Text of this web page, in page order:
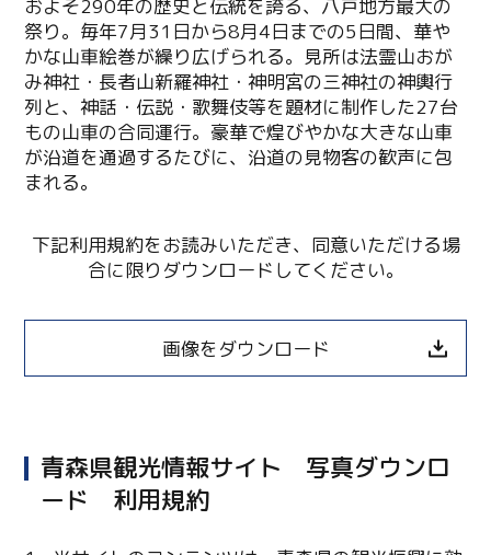
およそ290年の歴史と伝統を誇る、八戸地方最大の
祭り。毎年7月31日から8月4日までの5日間、華や
かな山車絵巻が繰り広げられる。見所は法霊山おが
み神社・長者山新羅神社・神明宮の三神社の神輿行
列と、神話・伝説・歌舞伎等を題材に制作した27台
もの山車の合同運行。豪華で煌びやかな大きな山車
が沿道を通過するたびに、沿道の見物客の歓声に包
まれる。
下記利用規約をお読みいただき、同意いただける場
合に限りダウンロードしてください。
画像をダウンロード
青森県観光情報サイト 写真ダウンロ
ード 利用規約